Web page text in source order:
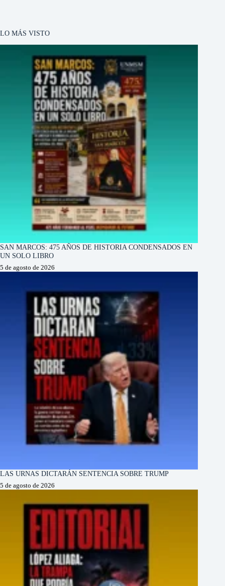
LO MÁS VISTO
SAN MARCOS: 475 AÑOS DE HISTORIA CONDENSADOS EN
UN SOLO LIBRO
5 de agosto de 2026
LAS URNAS DICTARÁN SENTENCIA SOBRE TRUMP
5 de agosto de 2026